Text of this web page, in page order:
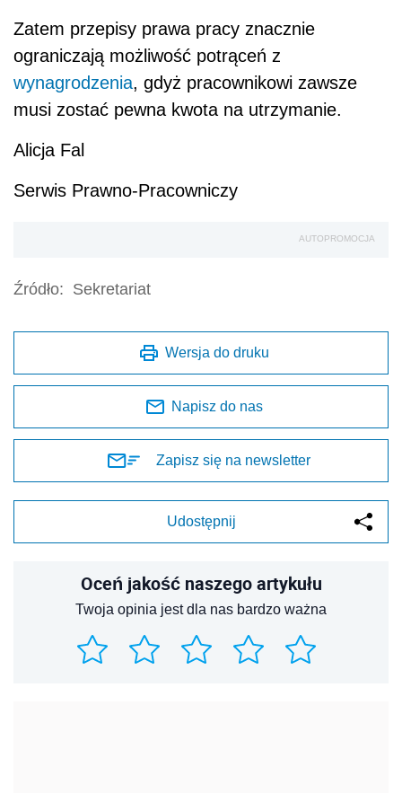
Zatem przepisy prawa pracy znacznie
ograniczają możliwość potrąceń z
wynagrodzenia, gdyż pracownikowi zawsze
musi zostać pewna kwota na utrzymanie.
Alicja Fal
Serwis Prawno-Pracowniczy
AUTOPROMOCJA
Źródło: Sekretariat
Wersja do druku
Napisz do nas
Zapisz się na newsletter
Udostępnij
Oceń jakość naszego artykułu
Twoja opinia jest dla nas bardzo ważna